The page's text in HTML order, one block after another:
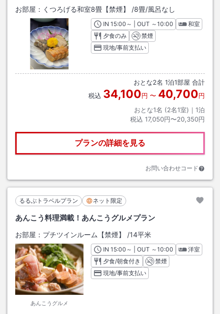
お部屋： くつろげる和室8畳【禁煙】 /8畳/風呂なし
INチェックイン
15:00 ～ | OUT チェックアウト
～10:00
和室
夕食のみ
禁煙
現地/事前支払い
おとな2名 1泊1部屋 合計
税込 34,100円 〜 40,700円
おとな1名 (2名1室)｜ 1泊
税込 17,050円〜20,350円
プランの詳細を見る
お問い合わせコード
るるぶトラベルプラン ネット限定
あんこう料理満載！あんこうグルメプラン
お部屋： プチツインルーム【禁煙】 /14平米
あんこうグルメ
INチェックイン
15:00 ～ | OUT チェックアウト
～10:00
洋室
夕食/朝食付き
禁煙
現地/事前支払い